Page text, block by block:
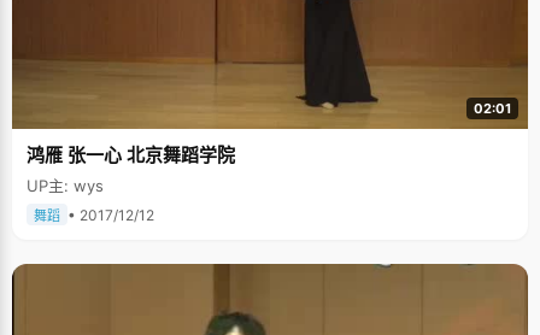
02:01
鸿雁 张一心 北京舞蹈学院
UP主: wys
舞蹈 • 2017/12/12